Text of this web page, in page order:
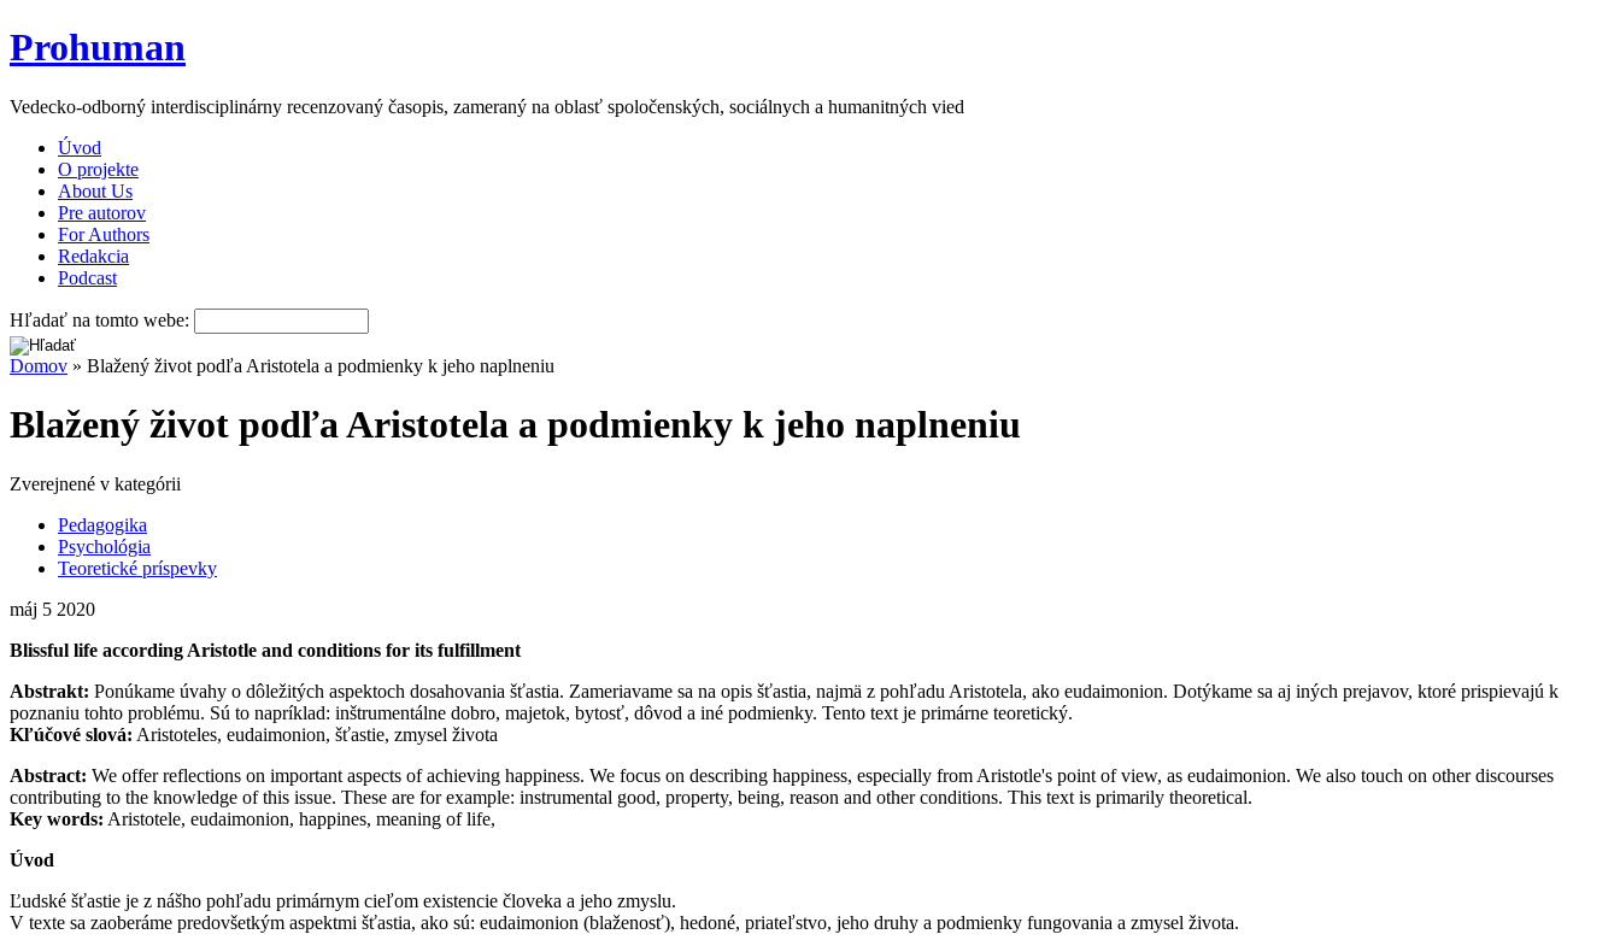
Prohuman
Vedecko-odborný interdisciplinárny recenzovaný časopis, zameraný na oblasť spoločenských, sociálnych a humanitných vied
Úvod
O projekte
About Us
Pre autorov
For Authors
Redakcia
Podcast
Hľadať na tomto webe:
Domov » Blažený život podľa Aristotela a podmienky k jeho naplneniu
Blažený život podľa Aristotela a podmienky k jeho naplneniu
Zverejnené v kategórii
Pedagogika
Psychológia
Teoretické príspevky
máj 5 2020
Blissful life according Aristotle and conditions for its fulfillment
Abstrakt: Ponúkame úvahy o dôležitých aspektoch dosahovania šťastia. Zameriavame sa na opis šťastia, najmä z pohľadu Aristotela, ako eudaimonion. Dotýkame sa aj iných prejavov, ktoré prispievajú k
poznaniu tohto problému. Sú to napríklad: inštrumentálne dobro, majetok, bytosť, dôvod a iné podmienky. Tento text je primárne teoretický.
Kľúčové slová: Aristoteles, eudaimonion, šťastie, zmysel života
Abstract: We offer reflections on important aspects of achieving happiness. We focus on describing happiness, especially from Aristotle's point of view, as eudaimonion. We also touch on other discourses
contributing to the knowledge of this issue. These are for example: instrumental good, property, being, reason and other conditions. This text is primarily theoretical.
Key words: Aristotele, eudaimonion, happines, meaning of life,
Úvod
Ľudské šťastie je z nášho pohľadu primárnym cieľom existencie človeka a jeho zmyslu.
V texte sa zaoberáme predovšetkým aspektmi šťastia, ako sú: eudaimonion (blaženosť), hedoné, priateľstvo, jeho druhy a podmienky fungovania a zmysel života.